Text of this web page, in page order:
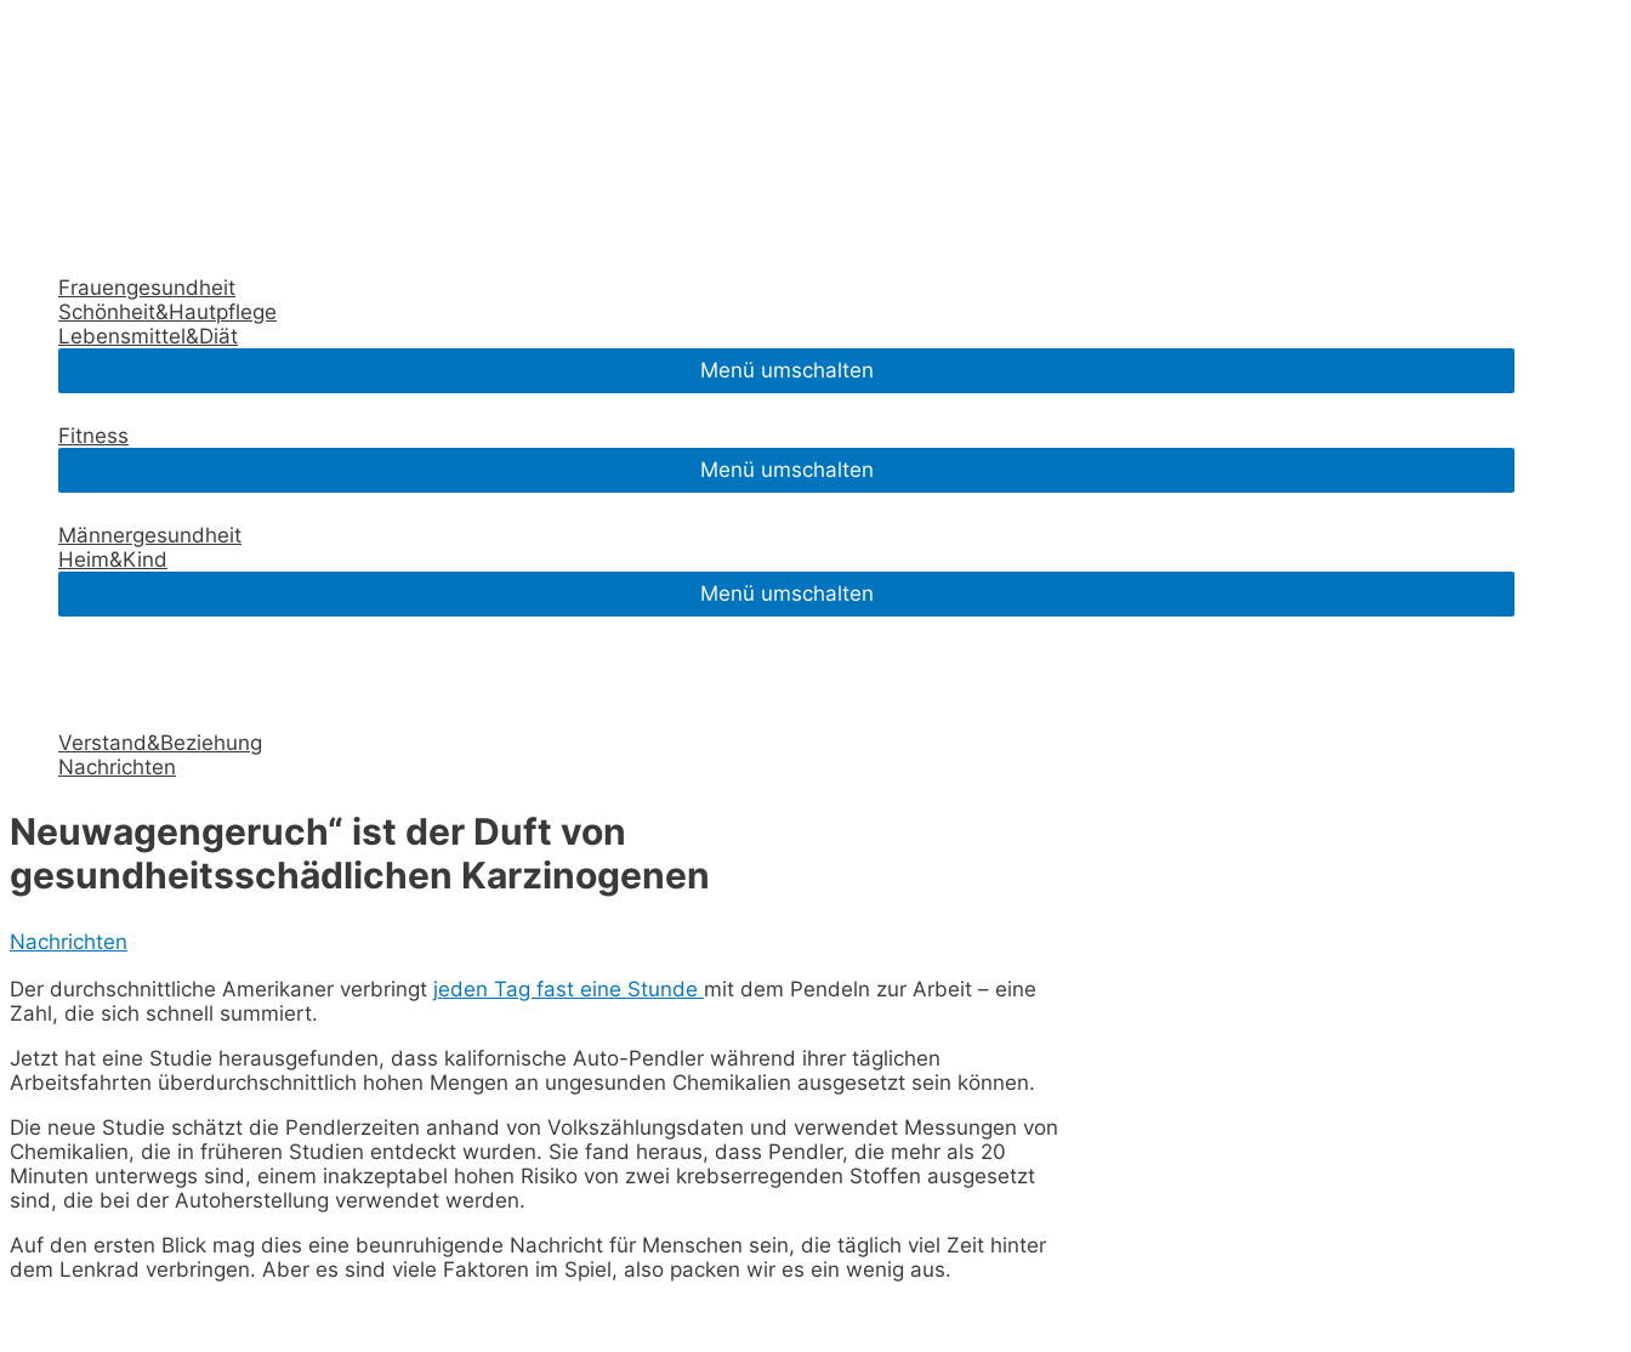
Frauengesundheit
Schönheit&Hautpflege
Lebensmittel&Diät
Menü umschalten
Fitness
Menü umschalten
Männergesundheit
Heim&Kind
Menü umschalten
Verstand&Beziehung
Nachrichten
Neuwagengeruch“ ist der Duft von
gesundheitsschädlichen Karzinogenen
Nachrichten
Der durchschnittliche Amerikaner verbringt jeden Tag fast eine Stunde mit dem Pendeln zur Arbeit – eine
Zahl, die sich schnell summiert.
Jetzt hat eine Studie herausgefunden, dass kalifornische Auto-Pendler während ihrer täglichen
Arbeitsfahrten überdurchschnittlich hohen Mengen an ungesunden Chemikalien ausgesetzt sein können.
Die neue Studie schätzt die Pendlerzeiten anhand von Volkszählungsdaten und verwendet Messungen von
Chemikalien, die in früheren Studien entdeckt wurden. Sie fand heraus, dass Pendler, die mehr als 20
Minuten unterwegs sind, einem inakzeptabel hohen Risiko von zwei krebserregenden Stoffen ausgesetzt
sind, die bei der Autoherstellung verwendet werden.
Auf den ersten Blick mag dies eine beunruhigende Nachricht für Menschen sein, die täglich viel Zeit hinter
dem Lenkrad verbringen. Aber es sind viele Faktoren im Spiel, also packen wir es ein wenig aus.